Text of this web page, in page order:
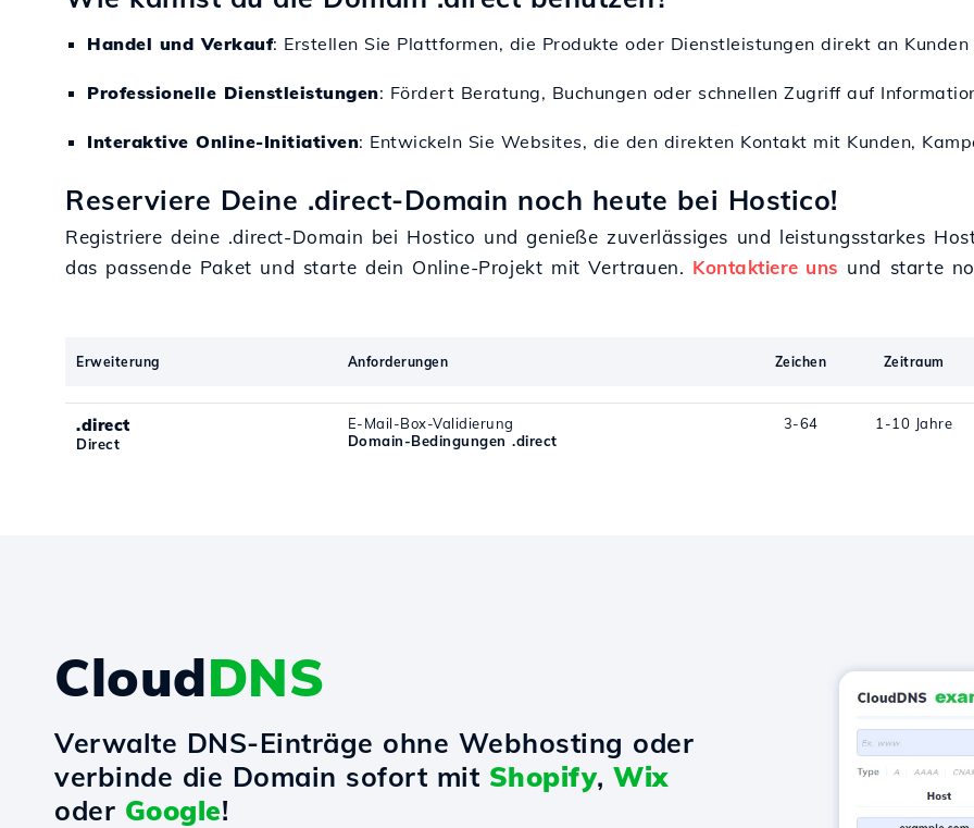
Handel und Verkauf: Erstellen Sie Plattformen, die Produkte oder Dienstleistungen direkt an
Professionelle Dienstleistungen: Fördert Beratung, Buchungen oder schnellen Zugriff auf
Interaktive Online-Initiativen: Entwickeln Sie Websites, die den direkten Kontakt mit Kunden,
Reserviere Deine .direct-Domain noch heute bei Hostico!
Registriere deine .direct-Domain bei Hostico und genieße zuverlässiges und leistungsstarkes
das passende Paket und starte dein Online-Projekt mit Vertrauen. Kontaktiere uns und starte
Erweiterung Anforderungen Zeichen Zeitraum
.direct
Direct
E-Mail-Box-Validierung
Domain-Bedingungen .direct
3-64 1-10 Jahre
CloudDNS
Verwalte DNS-Einträge ohne Webhosting oder
verbinde die Domain sofort mit Shopify, Wix
oder Google!